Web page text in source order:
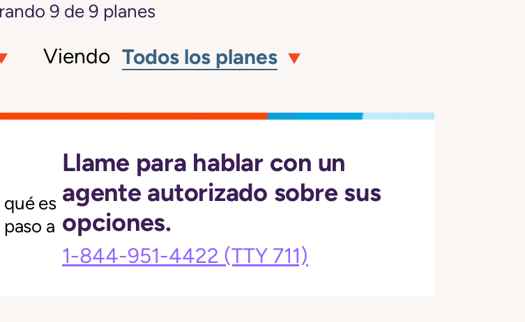
9 de 9 planes
Viendo Todos los planes
es
a
Llame para hablar con un
agente autorizado sobre sus
opciones.
1-844-951-4422 (TTY 711)